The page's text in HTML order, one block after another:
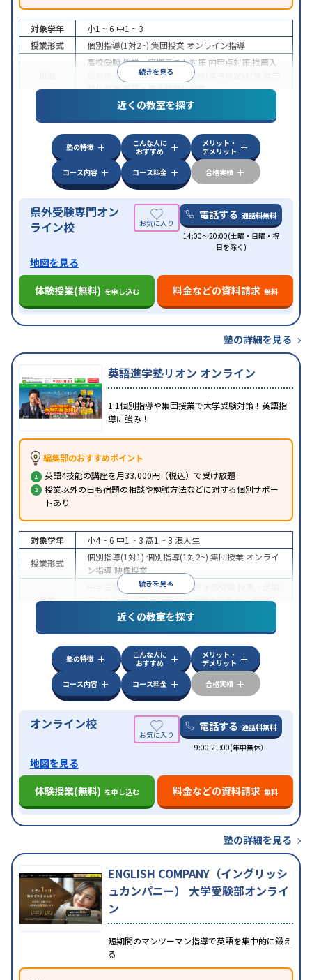
続きを見る
対象学年 小1 ~ 6 中1 ~ 3
授業形式
個別指導(1対2~) 集団授業 オンライン指導
高校受験授業・定期テスト対策 内申点対策推薦入
英検(英語検定)対策 漢検(漢字検定)対策
特化対策英語・英会話特化対策
オンライン対応
近くの教室を探す
塾の特徴
こんな人に
おすすめ
メリット・
デメリット
コース内容
コース料金 合格実績
県外受験専門オン
ライン校
電話する 通話料無料
14:00～20:00(土曜・日曜・祝
日を除く)
地図を見る
体験授業(無料) を申し込む 料金などの資料請求 無料
塾の詳細を見る
英語進学塾リオン オンライン
1:1個別指導や集団授業で大学受験対策！英語指
導に強み！
編集部のおすすめポイント
英語4技能の講座を月33,000円（税込）で受け放題
授業以外の日も宿題の相談や勉強方法などに対する個別サポー
トあり
続きを見る
対象学年 小4 ~ 6 中1 ~ 3 高1 ~ 3 浪人生
授業形式
個別指導(1対1) 個別指導(1対2~) 集団授業 オンライ
ン指導 映像授業
目的
中学受験 高校受験大学受験 医学部受験
テスト対策内申点対策学習習慣の定着総合型選抜
(旧AO)対策 推薦入試対策学校別特化対策
特徴
中高一貫校生に対応特待生・奨学金制度あり成績
保証制度あり授業の振替可能 不登校生に対応
ライン対応
1科目から受講可能
季節講習のみの受講
近くの教室を探す
塾の特徴
こんな人に
おすすめ
メリット・
デメリット
コース内容
コース料金 合格実績
オンライン校 電話する 通話料無料
9:00-21:00(年中無休）
地図を見る
体験授業(無料) を申し込む 料金などの資料請求 無料
塾の詳細を見る
ENGLISH COMPANY（イングリッシ
ュカンパニー） 大学受験部オンライ
ン
短期間のマンツーマン指導で英語を集中的に鍛え
る